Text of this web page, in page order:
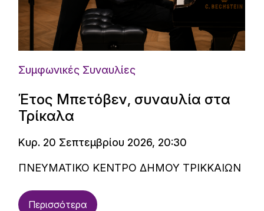
Συμφωνικές Συναυλίες
Έτος Μπετόβεν, συναυλία στα
Τρίκαλα
Κυρ. 20 Σεπτεμβρίου 2026, 20:30
ΠΝΕΥΜΑΤΙΚΟ ΚΕΝΤΡΟ ΔΗΜΟΥ ΤΡΙΚΚΑΙΩΝ
Περισσότερα